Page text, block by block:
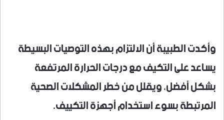
وأكدت الطبيبة أن الالتزام بهذه التوصيات البسيطة
يساعد على التكيف مع درجات الحرارة المرتفعة
بشكل أفضل، ويقلل من خطر المشكلات الصحية
المرتبطة بسوء استخدام أجهزة التكييف.